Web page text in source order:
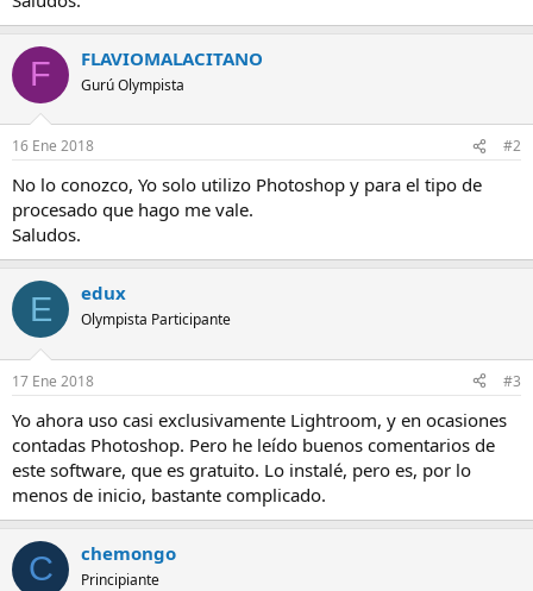
F FLAVIOMALACITANO
Gurú Olympista
16 Ene 2018 #2
No lo conozco, Yo solo utilizo Photoshop y para el tipo de
procesado que hago me vale.
Saludos.
E edux
Olympista Participante
17 Ene 2018 #3
Yo ahora uso casi exclusivamente Lightroom, y en ocasiones
contadas Photoshop. Pero he leído buenos comentarios de
este software, que es gratuito. Lo instalé, pero es, por lo
menos de inicio, bastante complicado.
C chemongo
Principiante